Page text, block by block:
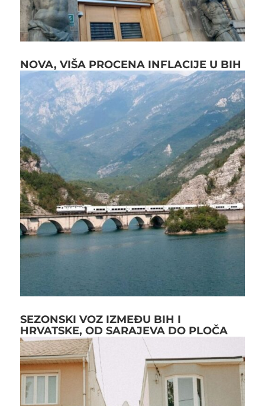
NOVA, VIŠA PROCENA INFLACIJE U BIH
SEZONSKI VOZ IZMEĐU BIH I
HRVATSKE, OD SARAJEVA DO PLOČA